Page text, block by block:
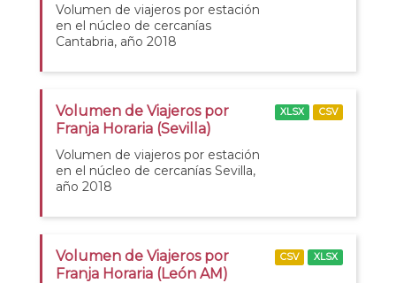
Volumen de viajeros por estación
en el núcleo de cercanías
Cantabria, año 2018
Volumen de Viajeros por
Franja Horaria (Sevilla)
Volumen de viajeros por estación
en el núcleo de cercanías Sevilla,
año 2018
XLSX CSV
Volumen de Viajeros por
Franja Horaria (León AM)
CSV XLSX